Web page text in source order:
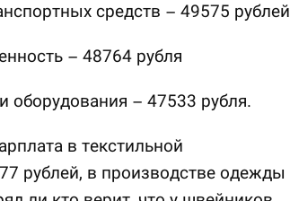
средств – 49575 рублей
– 48764 рубля
оборудования – 47533 рубля.
в текстильной
рублей, в производстве одежды